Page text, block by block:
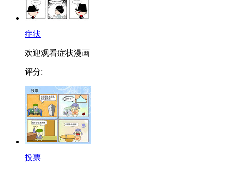
症状
欢迎观看症状漫画
评分:
投票